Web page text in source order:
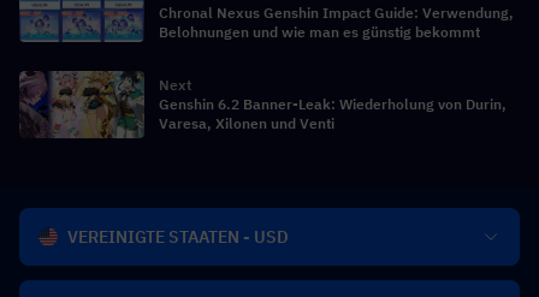
Chronal Nexus Genshin Impact Guide: Verwendung,
Belohnungen und wie man es günstig bekommt
Next
Genshin 6.2 Banner-Leak: Wiederholung von Durin,
Varesa, Xilonen und Venti
VEREINIGTE STAATEN - USD